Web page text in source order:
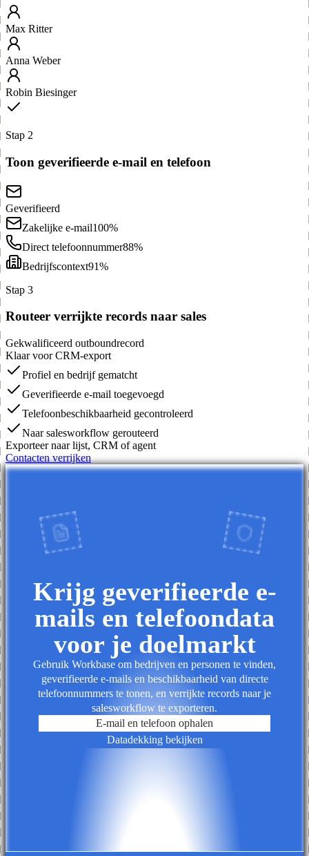
Max Ritter
Anna Weber
Robin Biesinger
Stap 2
Toon geverifieerde e-mail en telefoon
Geverifieerd
Zakelijke e-mail100%
Direct telefoonnummer88%
Bedrijfscontext91%
Stap 3
Routeer verrijkte records naar sales
Gekwalificeerd outboundrecord
Klaar voor CRM-export
Profiel en bedrijf gematcht
Geverifieerde e-mail toegevoegd
Telefoonbeschikbaarheid gecontroleerd
Naar salesworkflow gerouteerd
Exporteer naar lijst, CRM of agent
Contacten verrijken
Krijg geverifieerde e-
mails en telefoondata
voor je doelmarkt
Gebruik Workbase om bedrijven en personen te vinden,
geverifieerde e-mails en beschikbaarheid van directe
telefoonnummers te tonen, en verrijkte records naar je
salesworkflow te exporteren.
E-mail en telefoon ophalen
Datadekking bekijken